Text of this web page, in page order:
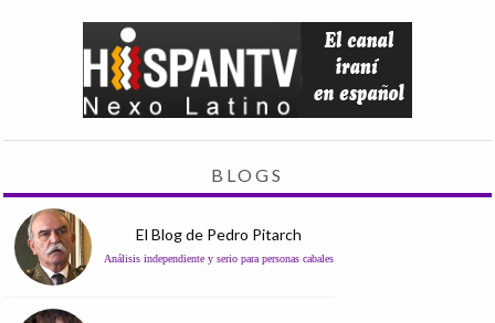
BLOGS
El Blog de Pedro Pitarch
Análisis independiente y serio para personas cabales